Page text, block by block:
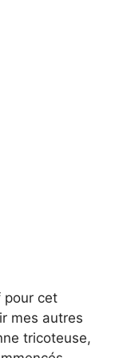
pour cet
mes autres
tricoteuse,